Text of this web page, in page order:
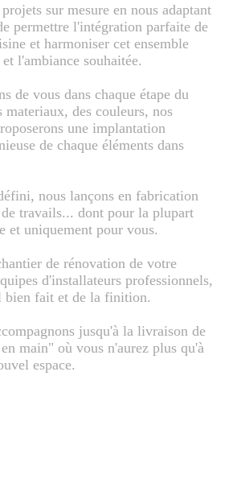
sur mesure en nous adaptant
permettre l'intégration parfaite de
et harmoniser cet ensemble
l'ambiance souhaitée.
de vous dans chaque étape du
des couleurs, nos
une implantation
de chaque éléments dans
nous lançons en fabrication
travails... dont pour la plupart
et uniquement pour vous.
de rénovation de votre
d'installateurs professionnels,
bien fait et de la finition.
jusqu'à la livraison de
main" où vous n'aurez plus qu'à
espace.